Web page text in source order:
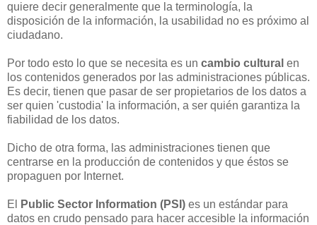
quiere decir generalmente que la terminología, la
disposición de la información, la usabilidad no es próximo al
ciudadano.
Por todo esto lo que se necesita es un cambio cultural en
los contenidos generados por las administraciones públicas.
Es decir, tienen que pasar de ser propietarios de los datos a
ser quien 'custodia' la información, a ser quién garantiza la
fiabilidad de los datos.
Dicho de otra forma, las administraciones tienen que
centrarse en la producción de contenidos y que éstos se
propaguen por Internet.
El Public Sector Information (PSI) es un estándar para
datos en crudo pensado para hacer accesible la información